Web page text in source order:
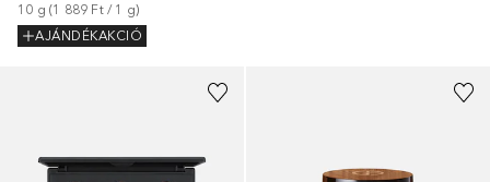
10 g (1 889 Ft / 1 g)
AJÁNDÉKAKCIÓ